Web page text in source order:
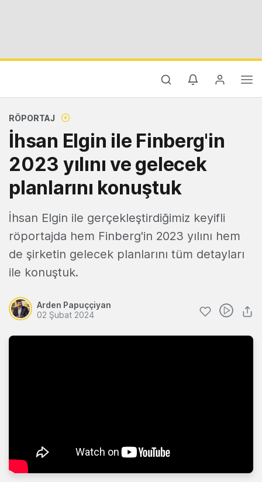
RÖPORTAJ
İhsan Elgin ile Finberg'in
2023 yılını ve gelecek
planlarını konuştuk
İhsan Elgin ile gerçekleştirdiğimiz keyifli
röportajda hem Finberg'in 2023 yılını hem
de şirketin gelecek planlarını tüm detayları
ile konuştuk.
Arden Papuççiyan
02 Şubat 2024